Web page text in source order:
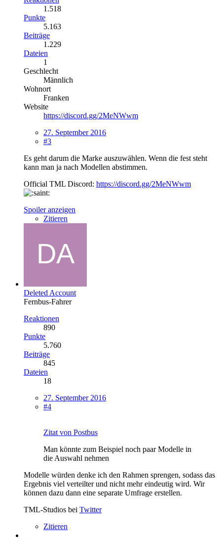
1.518
Punkte
5.163
Beiträge
1.229
Dateien
1
Geschlecht
Männlich
Wohnort
Franken
Website
https://discord.gg/2MeNWwm
27. September 2016
#3
Es geht darum die Marke auszuwählen. Wenn die fest steht
kann man ja nach Modellen abstimmen.
Official TML Discord: https://discord.gg/2MeNWwm
Spoiler anzeigen
Zitieren
Deleted Account
Fernbus-Fahrer
Reaktionen
890
Punkte
5.760
Beiträge
845
Dateien
18
27. September 2016
#4
Zitat von Postbus
Man könnte zum Beispiel noch paar Modelle in
die Auswahl nehmen
Modelle würden denke ich den Rahmen sprengen, sodass das
Ergebnis viel verteilter und nicht mehr eindeutig wird. Wir
können dazu dann eine separate Umfrage erstellen.
TML-Studios bei Twitter
Zitieren